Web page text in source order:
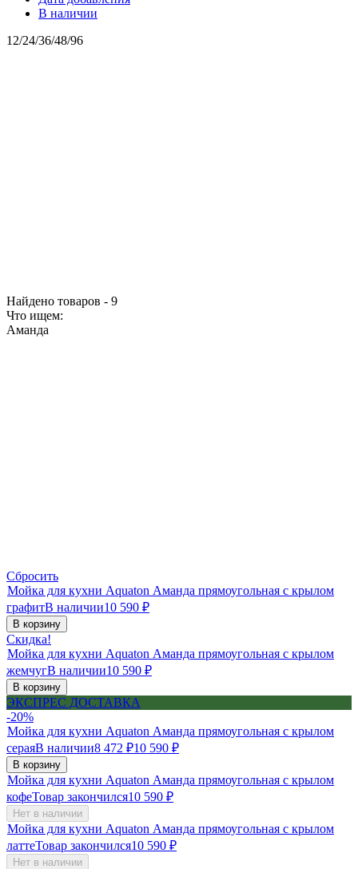
В наличии
12/24/36/48/96
Найдено товаров - 9
Что ищем:
Аманда
Сбросить
Мойка для кухни Aquaton Аманда прямоугольная с крылом
графитВ наличии10 590 ₽
В корзину
Скидка!
Мойка для кухни Aquaton Аманда прямоугольная с крылом
жемчугВ наличии10 590 ₽
В корзину
ЭКСПРЕС ДОСТАВКА
-20%
Мойка для кухни Aquaton Аманда прямоугольная с крылом
сераяВ наличии8 472 ₽10 590 ₽
В корзину
Мойка для кухни Aquaton Аманда прямоугольная с крылом
кофеТовар закончился10 590 ₽
Нет в наличии
Мойка для кухни Aquaton Аманда прямоугольная с крылом
латтеТовар закончился10 590 ₽
Нет в наличии